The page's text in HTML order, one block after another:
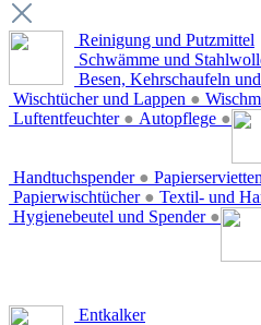
Reinigung und Putzmittel
Schwämme und
Besen, Kehrschaufeln
Wischtücher und Lappen ●
Luftentfeuchter ● Autopflege ●
Handtuchspender ● Papierservietten
Papierwischtücher ● Textil- und
Hygienebeutel und Spender ●
Entkalker